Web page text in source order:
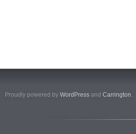
Proudly powered by WordPress and Carrington